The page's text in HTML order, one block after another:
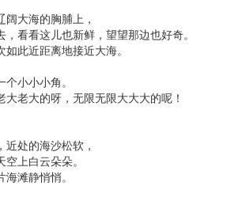
大海的胸脯上，
看看这儿也新鲜，望望那边也好奇。
此近距离地接近大海。
小小小角。
老大的呀，无限无限大大大的呢！
处的海沙松软，
上白云朵朵。
滩静悄悄。